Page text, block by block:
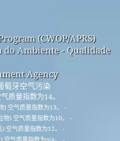
(CWOP/APRS)
do Ambiente - Qualidade
Agency
牙空气污染
质量指数为14。
) 空气质量指数为13。 -
物) 空气质量指数为10。 -
) 空气质量指数为12。 -
空气质量指数为n/a。 -